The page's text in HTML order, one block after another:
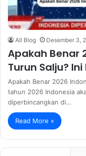
All Blog Desember 3,
Apakah Benar
Turun Salju?
Apakah Benar 2026
tahun 2026 Indonesia
diperbincangkan di…
Read More »